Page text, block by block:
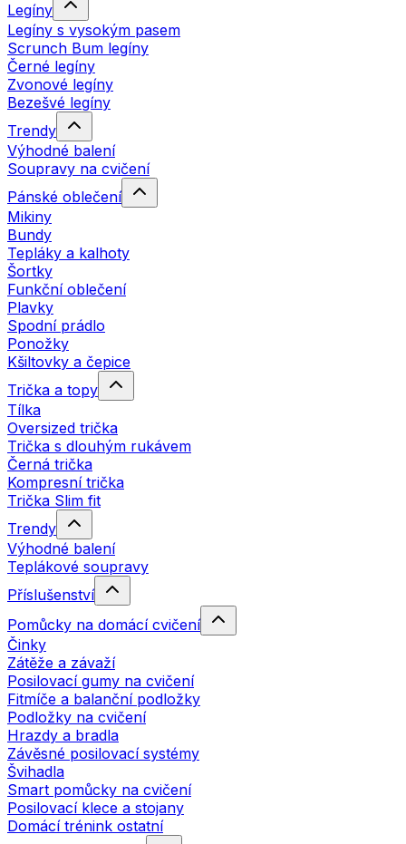
Legíny
Legíny s vysokým pasem
Scrunch Bum legíny
Černé legíny
Zvonové legíny
Bezešvé legíny
Trendy
Výhodné balení
Soupravy na cvičení
Pánské oblečení
Mikiny
Bundy
Tepláky a kalhoty
Šortky
Funkční oblečení
Plavky
Spodní prádlo
Ponožky
Kšiltovky a čepice
Trička a topy
Tílka
Oversized trička
Trička s dlouhým rukávem
Černá trička
Kompresní trička
Trička Slim fit
Trendy
Výhodné balení
Teplákové soupravy
Příslušenství
Pomůcky na domácí cvičení
Činky
Zátěže a závaží
Posilovací gumy na cvičení
Fitmíče a balanční podložky
Podložky na cvičení
Hrazdy a bradla
Závěsné posilovací systémy
Švihadla
Smart pomůcky na cvičení
Posilovací klece a stojany
Domácí trénink ostatní